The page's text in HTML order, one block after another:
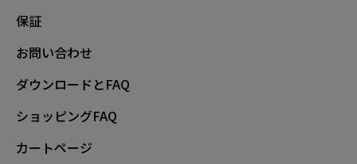
保証
お問い合わせ
ダウンロードとFAQ
ショッピングFAQ
カートページ